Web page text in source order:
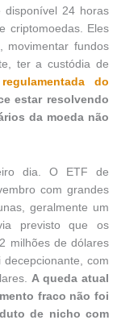
disponível 24 horas
criptomoedas. Eles
movimentar fundos
ter a custódia de
do
estar resolvendo
da moeda não
dia. O ETF de
com grandes
geralmente um
previsto que os
milhões de dólares
com
A queda atual
fraco não foi
de nicho com